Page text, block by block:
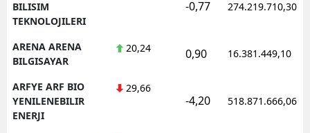
BILISIM
TEKNOLOJILERI
-0,77 274.219.710,30
ARENA ARENA
BILGISAYAR
20,24 0,90 16.381.449,10
ARFYE ARF BIO
YENILENEBILIR
ENERJI
29,66
-4,20 518.871.666,06